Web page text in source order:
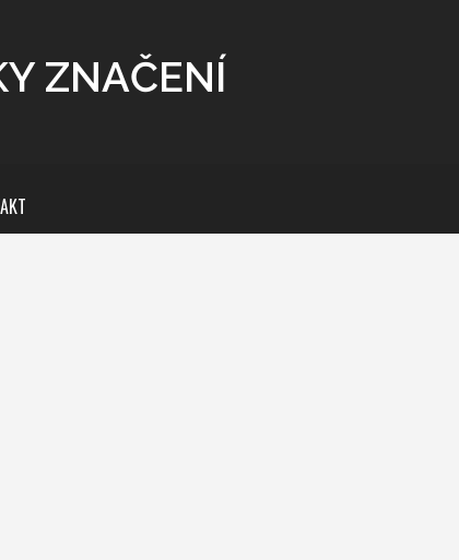
ZNAČENÍ